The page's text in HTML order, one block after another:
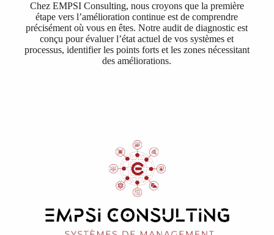
Chez EMPSI Consulting, nous croyons que la première
étape vers l’amélioration continue est de comprendre
précisément où vous en êtes. Notre audit de diagnostic est
conçu pour évaluer l’état actuel de vos systèmes et
processus, identifier les points forts et les zones nécessitant
des améliorations.